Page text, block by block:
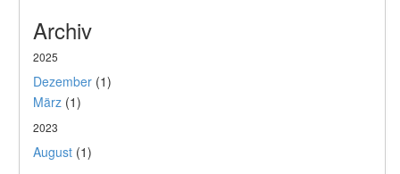
Archiv
2025
Dezember (1)
März (1)
2023
August (1)